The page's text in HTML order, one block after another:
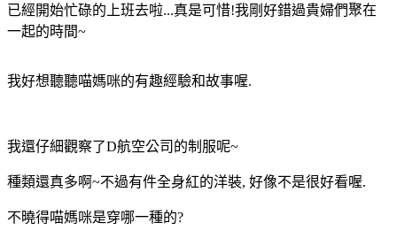
已經開始忙碌的上班去啦...真是可惜!我剛好錯過貴婦們聚在
一起的時間~
我好想聽聽喵媽咪的有趣經驗和故事喔.
我還仔細觀察了D航空公司的制服呢~
種類還真多啊~不過有件全身紅的洋裝, 好像不是很好看喔.
不曉得喵媽咪是穿哪一種的?